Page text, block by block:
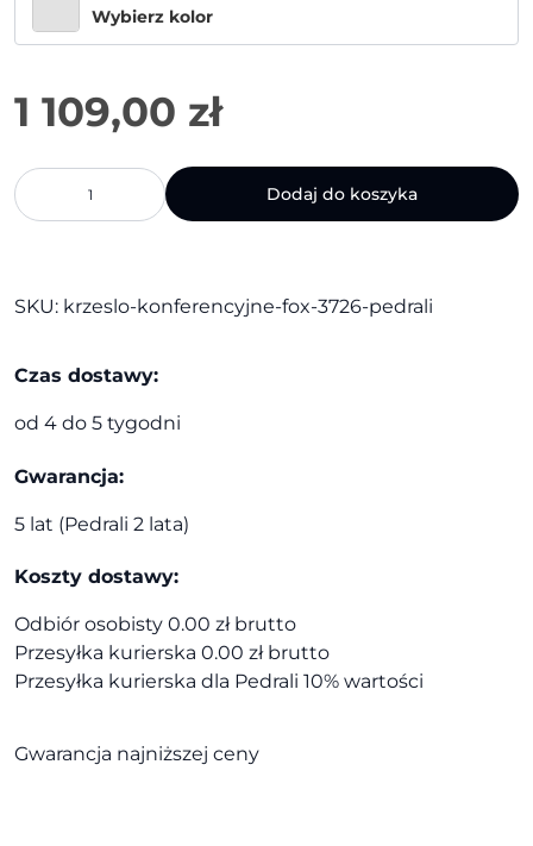
Wybierz kolor
1 109,00 zł
ilość
Krzesło
konferencyjne
|
Dodaj do koszyka
SKU: krzeslo-konferencyjne-fox-3726-pedrali
Czas dostawy:
od 4 do 5 tygodni
Gwarancja:
5 lat (Pedrali 2 lata)
Koszty dostawy:
Odbiór osobisty 0.00 zł brutto
Przesyłka kurierska 0.00 zł brutto
Przesyłka kurierska dla Pedrali 10% wartości
Gwarancja najniższej ceny